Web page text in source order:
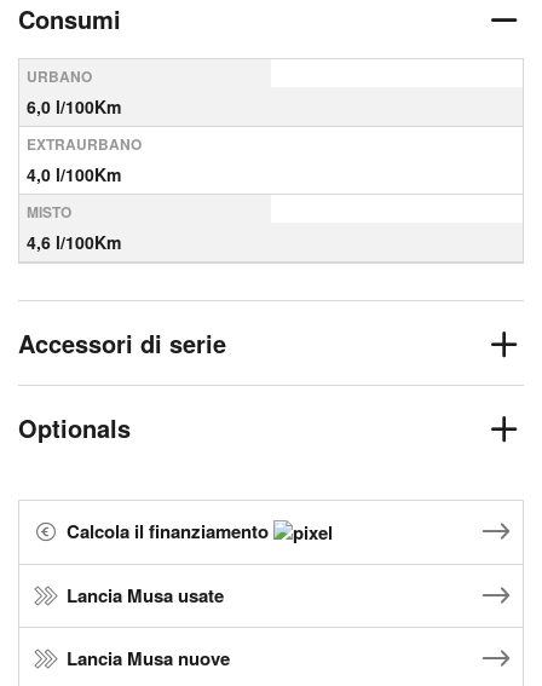
Consumi
URBANO
6,0 l/100Km
EXTRAURBANO
4,0 l/100Km
MISTO
4,6 l/100Km
Accessori di serie
Optionals
Calcola il finanziamento
Lancia Musa usate
Lancia Musa nuove